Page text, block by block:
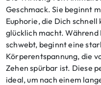
Geschmack. Sie beginnt
Euphorie, die Dich
glücklich macht. Während
schwebt, beginnt eine
Körperentspannung, die
Zehen spürbar ist. Diese
ideal, um nach einem